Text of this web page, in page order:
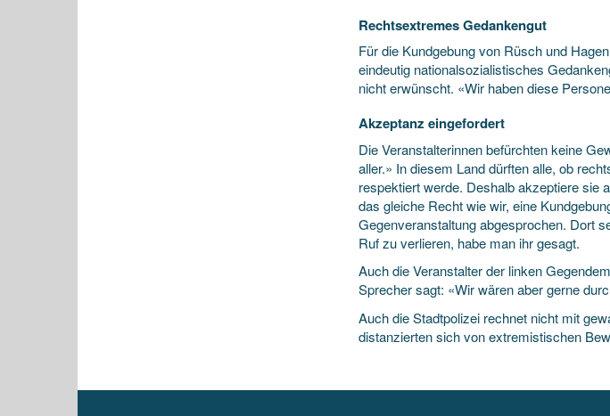
Rechtsextremes Gedankengut
Für die Kundgebung von Rüsch und
eindeutig nationalsozialistisches
nicht erwünscht. «Wir haben diese
Akzeptanz eingefordert
Die Veranstalterinnen befürchten keine
aller.» In diesem Land dürften alle, ob
respektiert werde. Deshalb akzeptiere sie
das gleiche Recht wie wir, eine
Gegenveranstaltung abgesprochen. Dort
Ruf zu verlieren, habe man ihr gesagt.
Auch die Veranstalter der linken
Sprecher sagt: «Wir wären aber gerne
Auch die Stadtpolizei rechnet nicht mit
distanzierten sich von extremistischen